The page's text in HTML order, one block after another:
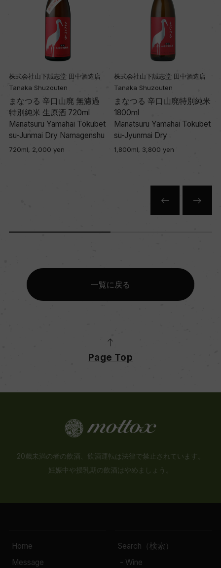
株式会社山下誠志堂 田中酒造店
Tanaka Shuzouten
まなつる 辛口山廃 無濾過
特別純米 生原酒 720ml
Manatsuru Yamahai Tokubet
su-Junmai Dry Namagenshu
720ml, 2,000 yen
株式会社山下誠志堂 田中酒造店
Tanaka Shuzouten
まなつる 辛口山廃特別純米
1800ml
Manatsuru Yamahai Tokubet
su-Jyunmai Dry
1,800ml, 3,800 yen
一覧に戻る
Page Top
20歳未満の者の飲酒、飲酒運転は法律で禁止されています。
妊娠中や授乳期の飲酒はやめましょう。
Home
Message
Search（検索）
- Wine